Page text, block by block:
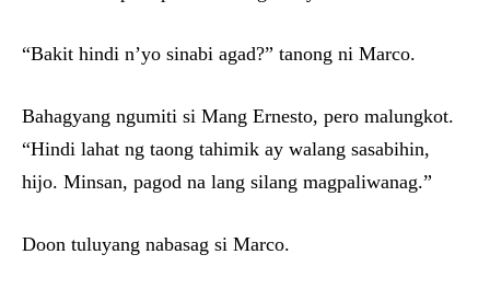
“Bakit hindi n’yo sinabi agad?” tanong ni Marco.
Bahagyang ngumiti si Mang Ernesto, pero malungkot.
“Hindi lahat ng taong tahimik ay walang sasabihin,
hijo. Minsan, pagod na lang silang magpaliwanag.”
Doon tuluyang nabasag si Marco.